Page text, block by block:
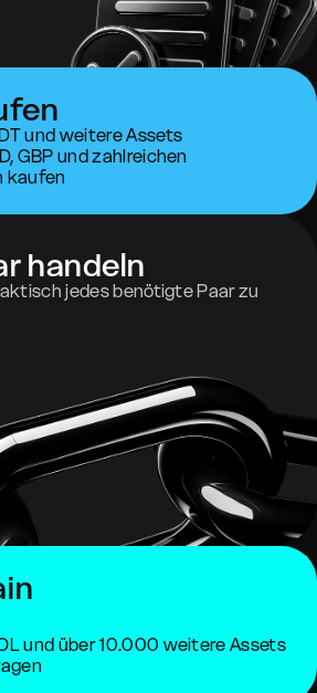
handeln
jedes benötigte Paar zu
und weitere Assets
GBP und zahlreichen
kaufen
und über 10.000 weitere Assets